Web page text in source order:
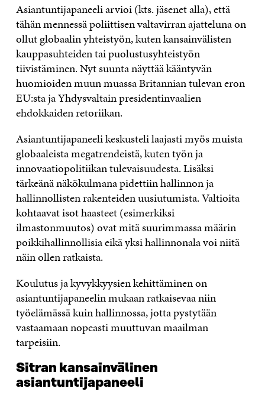
Asiantuntijapaneeli arvioi (kts. jäsenet alla), että
tähän mennessä poliittisen valtavirran ajatteluna on
ollut globaalin yhteistyön, kuten kansainvälisten
kauppasuhteiden tai puolustusyhteistyön
tiivistäminen. Nyt suunta näyttää kääntyvän
huomioiden muun muassa Britannian tulevan eron
EU:sta ja Yhdysvaltain presidentinvaalien
ehdokkaiden retoriikan.
Asiantuntijapaneeli keskusteli laajasti myös muista
globaaleista megatrendeistä, kuten työn ja
innovaatiopolitiikan tulevaisuudesta. Lisäksi
tärkeänä näkökulmana pidettiin hallinnon ja
hallinnollisten rakenteiden uusiutumista. Valtioita
kohtaavat isot haasteet (esimerkiksi
ilmastonmuutos) ovat mitä suurimmassa määrin
poikkihallinnollisia eikä yksi hallinnonala voi niitä
näin ollen ratkaista.
Koulutus ja kyvykkyysien kehittäminen on
asiantuntijapaneelin mukaan ratkaisevaa niin
työelämässä kuin hallinnossa, jotta pystytään
vastaamaan nopeasti muuttuvan maailman
tarpeisiin.
Sitran kansainvälinen
asiantuntijapaneeli